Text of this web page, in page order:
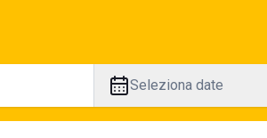
Seleziona date